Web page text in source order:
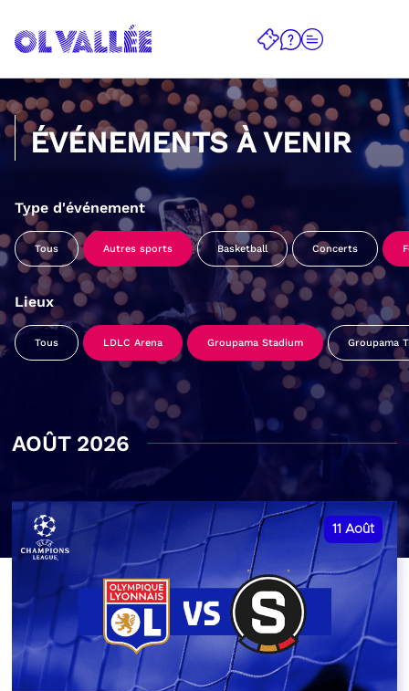
ÉVÉNEMENTS À VENIR
Type d'événement
Tous Autres sports Basketball Concerts
Lieux
Tous LDLC Arena Groupama Stadium Groupama
AOÛT 2026
11 Août